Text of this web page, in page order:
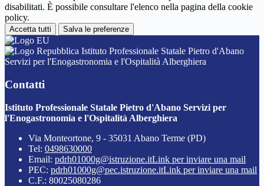
disabilitati. È possibile consultare l'elenco nella pagina della cookie
policy.
Accetta tutti Salva le preferenze
Istituto Professionale Statale Pietro d'Abano
Servizi per l'Enogastronomia e l'Ospitalità Alberghiera
Contatti
Istituto Professionale Statale Pietro d'Abano Servizi per
l'Enogastronomia e l'Ospitalità Alberghiera
Via Monteortone, 9 - 35031 Abano Terme (PD)
Tel: 0498630000
Email: pdrh01000g@istruzione.itLink per inviare una mail
PEC: pdrh01000g@pec.istruzione.itLink per inviare una mail
C.F.: 80025080286